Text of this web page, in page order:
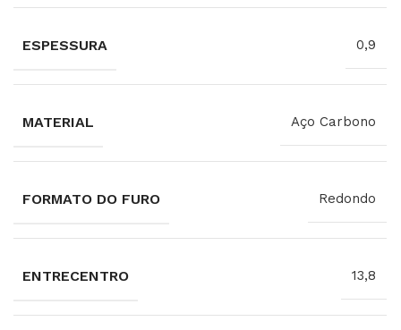
ESPESSURA 0,9
MATERIAL Aço Carbono
FORMATO DO FURO Redondo
ENTRECENTRO 13,8